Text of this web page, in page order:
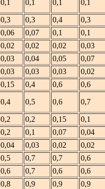
0,1 0,1 0,1 0,1
0,3 0,3 0,4
0,3
0,06 0,07 0,1
0,1
0,02 0,02 0,02
0,03
0,03 0,04 0,05
0,07
0,03 0,03 0,03
0,02
0,15 0,4 0,6
0,6
0,4 0,5 0,6 0,7
0,2 0,2 0,15
0,1
0,2 0,1 0,07
0,04
0,04 0,03 0,02
0,02
0,5 0,7 0,7
0,6
0,6 0,7 0,6
0,6
0,8 0,9 0,9
0,9